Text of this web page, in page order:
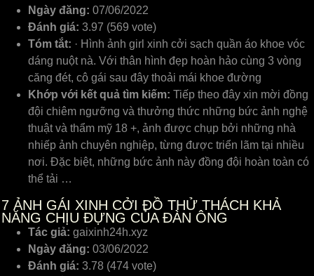
Ngày đăng: 07/06/2022
Đánh giá: 3.97 (569 vote)
Tóm tắt: · Hình ảnh girl xinh cởi sạch quần áo khoe vóc
dáng nuột nà. Với thân hình đẹp hoàn hảo cùng 3 vòng
căng đét, cô gái sau đây thoải mái khoe đường
Khớp với kết quả tìm kiếm: Tiếp theo đây xin mời đồng
đội chiêm ngưỡng và thưởng thức những bức ảnh nghệ
thuật và thẩm mỹ 18 +, ảnh được chụp bởi những nhà
nhiếp ảnh chuyên nghiệp, từng được triển lãm tại nhiều
nơi. Đặc biệt, những bức ảnh này đồng đội hoàn toàn có
thể tải …
7 ẢNH GÁI XINH CỞI ĐỒ THỬ THÁCH KHẢ
NĂNG CHỊU ĐỰNG CỦA ĐÀN ÔNG
Tác giả: gaixinh24h.xyz
Ngày đăng: 03/06/2022
Đánh giá: 3.78 (474 vote)